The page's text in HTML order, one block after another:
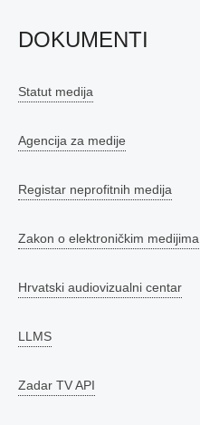
DOKUMENTI
Statut medija
Agencija za medije
Registar neprofitnih medija
Zakon o elektroničkim medijima
Hrvatski audiovizualni centar
LLMS
Zadar TV API